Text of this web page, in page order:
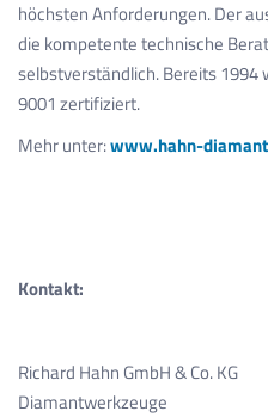
höchsten Anforderungen. Der
die kompetente technische
selbstverständlich. Bereits 1994
9001 zertifiziert.
Mehr unter:www.hahn-
Kontakt:
Richard Hahn GmbH & Co. KG
Diamantwerkzeuge